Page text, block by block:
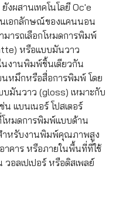
งผสานเทคโนโลยี Oc'e
นเอกลักษณ์ของแคนนอน
มารถเลือกโหมดการพิมพ์
หรือแบบมันวาว
นงานพิมพ์ชิ้นเดียวกัน
นหมึกหรือสื่อการพิมพ์ โดย
มันวาว (gloss) เหมาะกับ
แบนเนอร์ โปสเตอร์
หมดการพิมพ์แบบด้าน
ำหรับงานพิมพ์คุณภาพสูง
าคาร หรือภายในพื้นที่ที่ใช้
อลเปเปอร์ หรือดิสเพลย์